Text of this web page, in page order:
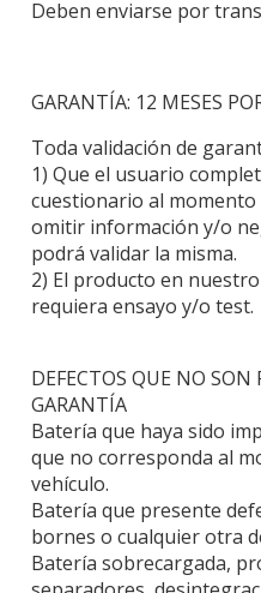
Deben enviarse por
GARANTÍA: 12 MESES
Toda validación de
1) Que el usuario
cuestionario al momento
omitir información y/o
podrá validar la misma.
2) El producto en
requiera ensayo y/o test.
DEFECTOS QUE NO SON
GARANTÍA
Batería que haya sido
que no corresponda al
vehículo.
Batería que presente
bornes o cualquier otra
Batería sobrecargada,